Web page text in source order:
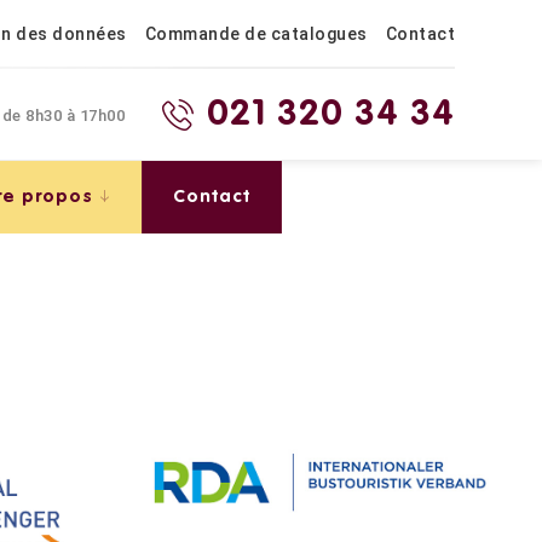
des données Commande de catalogues Contact
8h30 à 17h00 021 320 34 34
propos Contact